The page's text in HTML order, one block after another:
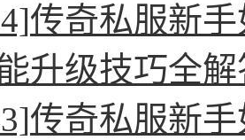
传奇私服新
升级技巧全解
传奇私服新